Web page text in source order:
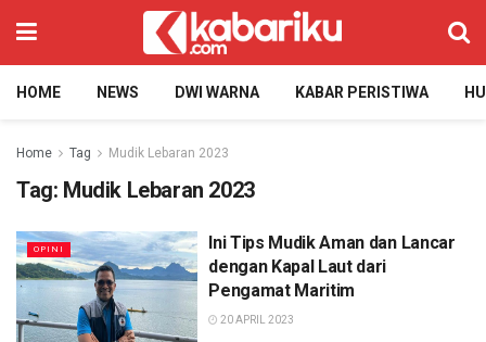
HOME NEWS DWI WARNA KABAR PERISTIWA
Home Tag Mudik Lebaran 2023
Tag: Mudik Lebaran 2023
OPINI
Ini Tips Mudik Aman dan Lancar
dengan Kapal Laut dari
Pengamat Maritim
20 APRIL 2023